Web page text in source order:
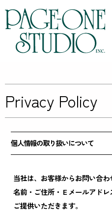
Privacy Policy
個人情報の取り扱いについて
当社は、お客様からお問い合
名前・ご住所・Ｅメールアド
ご提供いただきます。